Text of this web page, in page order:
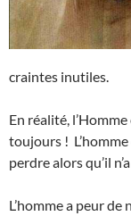
craintes inutiles.
En réalité,
toujours !
perdre alors qu’il
L’homme a peur de